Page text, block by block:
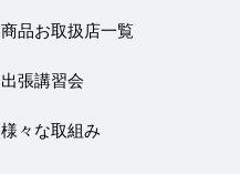
商品お取扱店一覧
出張講習会
様々な取組み